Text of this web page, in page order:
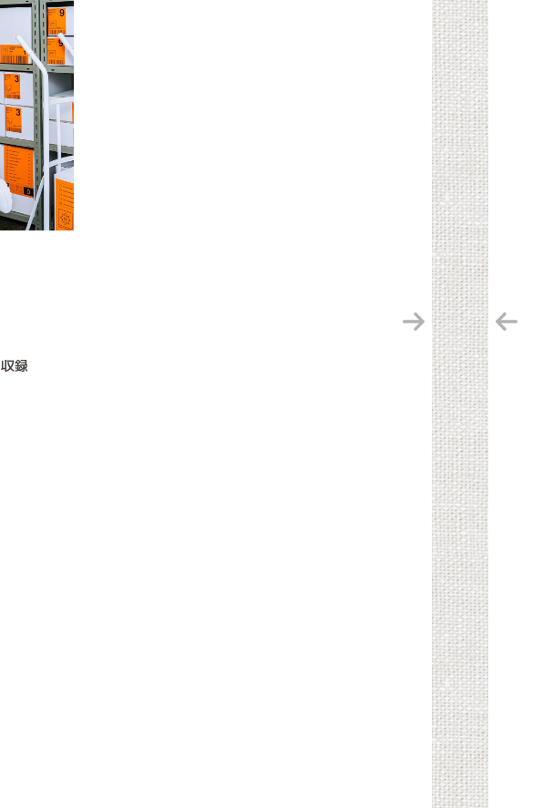
収録